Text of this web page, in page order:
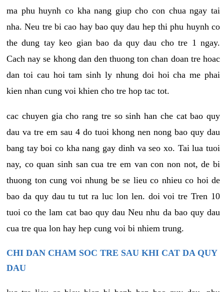
ma phu huynh co kha nang giup cho con chua ngay tai
nha. Neu tre bi cao hay bao quy dau hep thi phu huynh co
the dung tay keo gian bao da quy dau cho tre 1 ngay.
Cach nay se khong dan den thuong ton chan doan tre hoac
dan toi cau hoi tam sinh ly nhung doi hoi cha me phai
kien nhan cung voi khien cho tre hop tac tot.
cac chuyen gia cho rang tre so sinh han che cat bao quy
dau va tre em sau 4 do tuoi khong nen nong bao quy dau
bang tay boi co kha nang gay dinh va seo xo. Tai lua tuoi
nay, co quan sinh san cua tre em van con non not, de bi
thuong ton cung voi nhung be se lieu co nhieu co hoi de
bao da quy dau tu tut ra luc lon len. doi voi tre Tren 10
tuoi co the lam cat bao quy dau Neu nhu da bao quy dau
cua tre qua lon hay hep cung voi bi nhiem trung.
CHI DAN CHAM SOC TRE SAU KHI CAT DA QUY
DAU